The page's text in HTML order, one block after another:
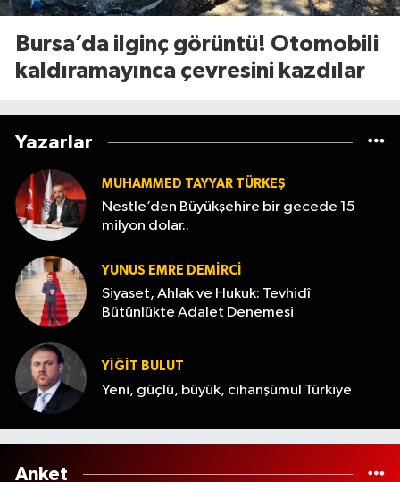
Bursa’da ilginç görüntü! Otomobili
kaldıramayınca çevresini kazdılar
Yazarlar
MUHAMMED TAYYAR TÜRKEŞ
Nestle’den Büyükşehire bir gecede 15
milyon dolar..
YUNUS EMRE DEMIRCI
Siyaset, Ahlak ve Hukuk: Tevhidî
Bütünlükte Adalet Denemesi
YİĞİT BULUT
Yeni, güçlü, büyük, cihanşümul Türkiye
Anket